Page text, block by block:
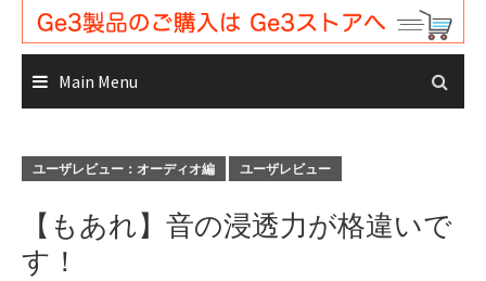
Main Menu
ユーザレビュー：オーディオ編 ユーザレビュー
【もあれ】音の浸透力が格違いで
す！